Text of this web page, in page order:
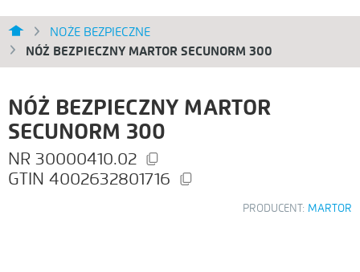
NOŻE BEZPIECZNE
NÓŻ BEZPIECZNY MARTOR SECUNORM 300
NÓŻ BEZPIECZNY MARTOR
SECUNORM 300
30000410.02
4002632801716
PRODUCENT: MARTOR